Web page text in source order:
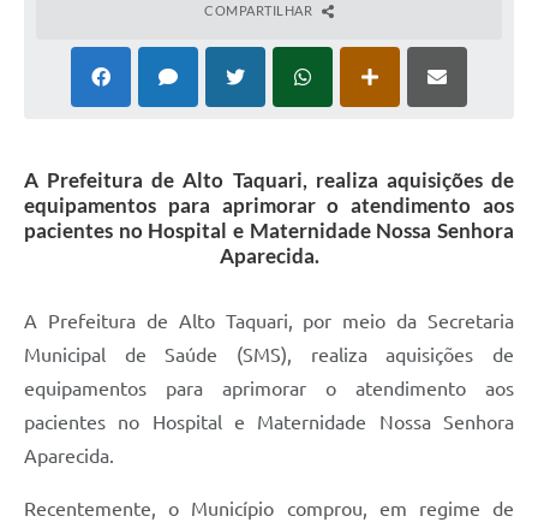
COMPARTILHAR
A Prefeitura de Alto Taquari, realiza aquisições de
equipamentos para aprimorar o atendimento aos
pacientes no Hospital e Maternidade Nossa Senhora
Aparecida.
A Prefeitura de Alto Taquari, por meio da Secretaria
Municipal de Saúde (SMS), realiza aquisições de
equipamentos para aprimorar o atendimento aos
pacientes no Hospital e Maternidade Nossa Senhora
Aparecida.
Recentemente, o Município comprou, em regime de